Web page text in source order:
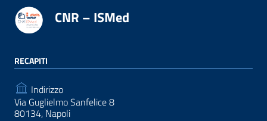
CNR – ISMed
RECAPITI
Indirizzo
Via Guglielmo Sanfelice 8
80134, Napoli